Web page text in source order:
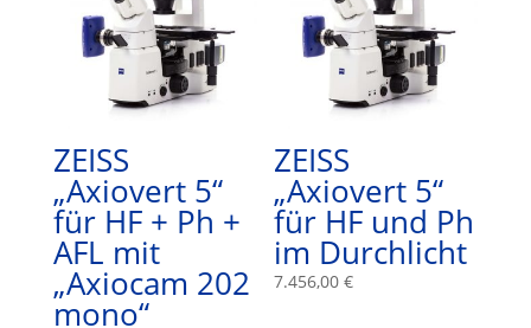
ZEISS
„Axiovert 5“
für HF + Ph +
AFL mit
„Axiocam 202
mono“
ZEISS
„Axiovert 5“
für HF und Ph
im Durchlicht
7.456,00€